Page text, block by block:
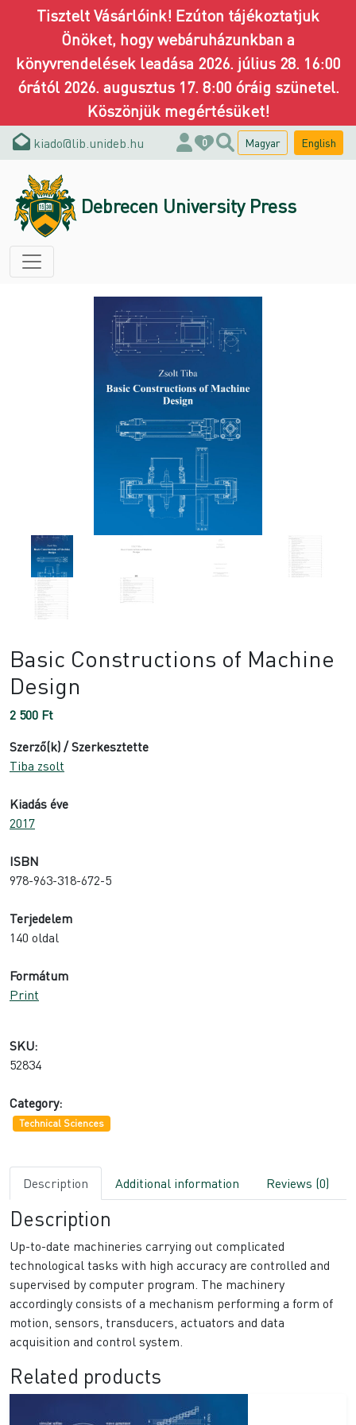
Tisztelt Vásárlóink! Ezúton tájékoztatjuk
Önöket, hogy webáruházunkban a
könyvrendelések leadása 2026. július 28. 16:00
órától 2026. augusztus 17. 8:00 óráig szünetel.
Köszönjük megértésüket!
kiado@lib.unideb.hu 0 Magyar English
Debrecen University Press
Basic Constructions of Machine
Design
2 500 Ft
Szerző(k) / Szerkesztette
Tiba zsolt
Kiadás éve
2017
ISBN
978-963-318-672-5
Terjedelem
140 oldal
Formátum
Print
SKU:
52834
Category:
Technical Sciences
Description Additional information Reviews (0)
Description
Up-to-date machineries carrying out complicated
technological tasks with high accuracy are controlled and
supervised by computer program. The machinery
accordingly consists of a mechanism performing a form of
motion, sensors, transducers, actuators and data
acquisition and control system.
Related products